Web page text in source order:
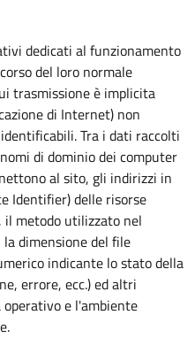
dedicati al funzionamento
del loro normale
trasmissione è implicita
di Internet) non
Tra i dati raccolti
di dominio dei computer
al sito, gli indirizzi in
Identifier) delle risorse
metodo utilizzato nel
dimensione del file
indicante lo stato della
errore, ecc.) ed altri
e l'ambiente